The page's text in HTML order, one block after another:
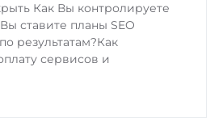
Как Вы контролируете
ставите планы SEO
результатам?Как
сервисов и